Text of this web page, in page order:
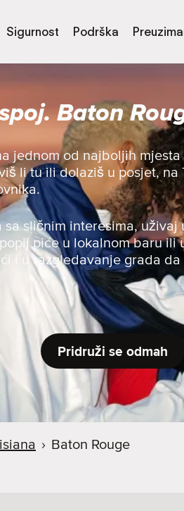
Sigurnost Podrška
Baton
jednom od najboljih
li tu ili dolaziš u posjet,
sa sličnim interesima,
piće u lokalnom baru ili
i u razgledavanje grada
Pridruži se odmah
› Baton Rouge